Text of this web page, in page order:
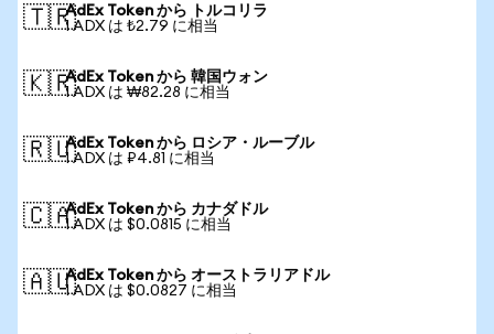
🇹🇷AdEx Token から トルコリラ
1 ADX は ₺2.79 に相当
🇰🇷AdEx Token から 韓国ウォン
1 ADX は ₩82.28 に相当
🇷🇺AdEx Token から ロシア・ルーブル
1 ADX は ₽4.81 に相当
🇨🇦AdEx Token から カナダドル
1 ADX は $0.0815 に相当
🇦🇺AdEx Token から オーストラリアドル
1 ADX は $0.0827 に相当